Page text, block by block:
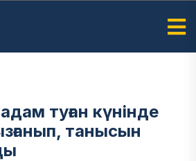
туған күнінде
танысын